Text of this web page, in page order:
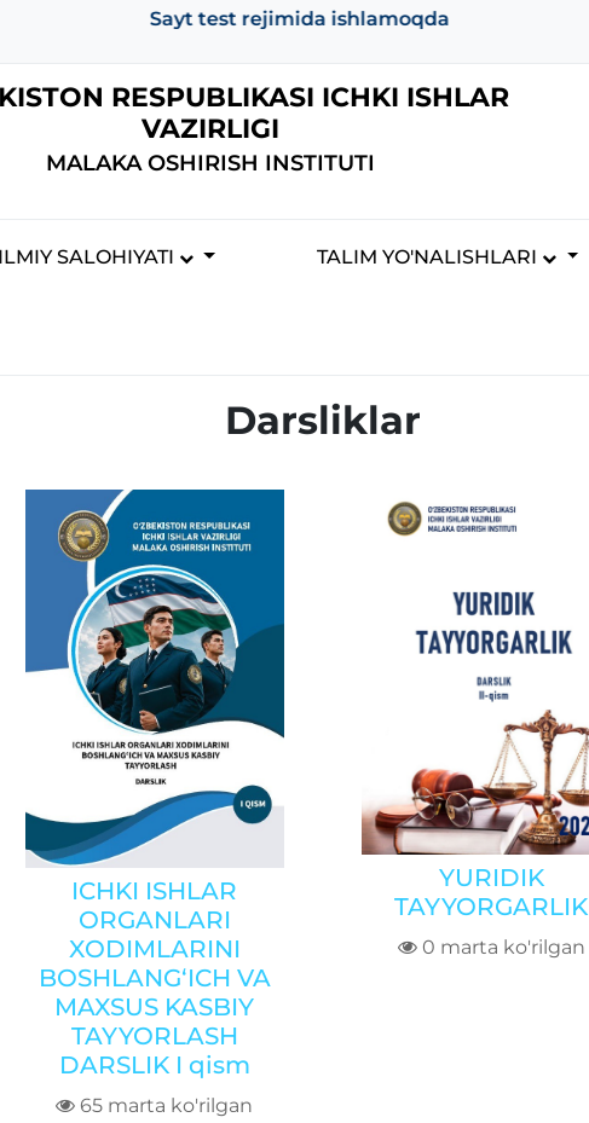
Sayt test rejimida ishlamoqda
RESPUBLIKASI ICHKI ISHLAR
VAZIRLIGI
MALAKA OSHIRISH INSTITUTI
ILMIY SALOHIYATI TALIM YO'NALISHLARI
Darsliklar
ICHKI ISHLAR
ORGANLARI
XODIMLARINI
BOSHLANG‘ICH VA
MAXSUS KASBIY
TAYYORLASH
DARSLIK I qism
65 marta ko'rilgan
YURIDIK
TAYYORGARLIK
0 marta ko'rilgan